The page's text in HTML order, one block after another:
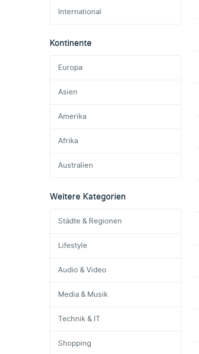
International
Kontinente
Europa
Asien
Amerika
Afrika
Australien
Weitere Kategorien
Städte & Regionen
Lifestyle
Audio & Video
Media & Musik
Technik & IT
Shopping